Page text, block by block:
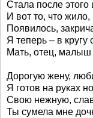
Стала после этого
И вот то, что
Появилось,
Я теперь – в
Мать, отец,
Дорогую жену,
Я готов на руках
Свою нежную,
Ты сумела мне